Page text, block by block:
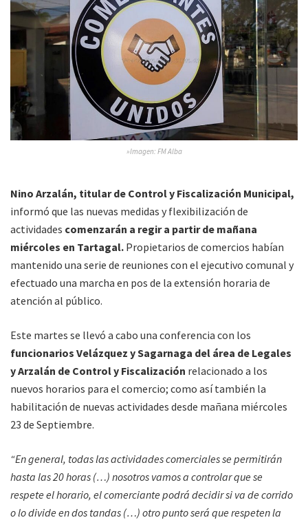
»Imagen: FM Alba
Nino Arzalán, titular de Control y Fiscalización Municipal,
informó que las nuevas medidas y flexibilización de
actividades comenzarán a regir a partir de mañana
miércoles en Tartagal. Propietarios de comercios habían
mantenido una serie de reuniones con el ejecutivo comunal y
efectuado una marcha en pos de la extensión horaria de
atención al público.
Este martes se llevó a cabo una conferencia con los
funcionarios Velázquez y Sagarnaga del área de Legales
y Arzalán de Control y Fiscalización relacionado a los
nuevos horarios para el comercio; como así también la
habilitación de nuevas actividades desde mañana miércoles
23 de Septiembre.
“En general, todas las actividades comerciales se permitirán
hasta las 20 horas (…) nosotros vamos a controlar que se
respete el horario, el comerciante podrá decidir si va de corrido
o lo divide en dos tandas (…) otro punto será que respeten la